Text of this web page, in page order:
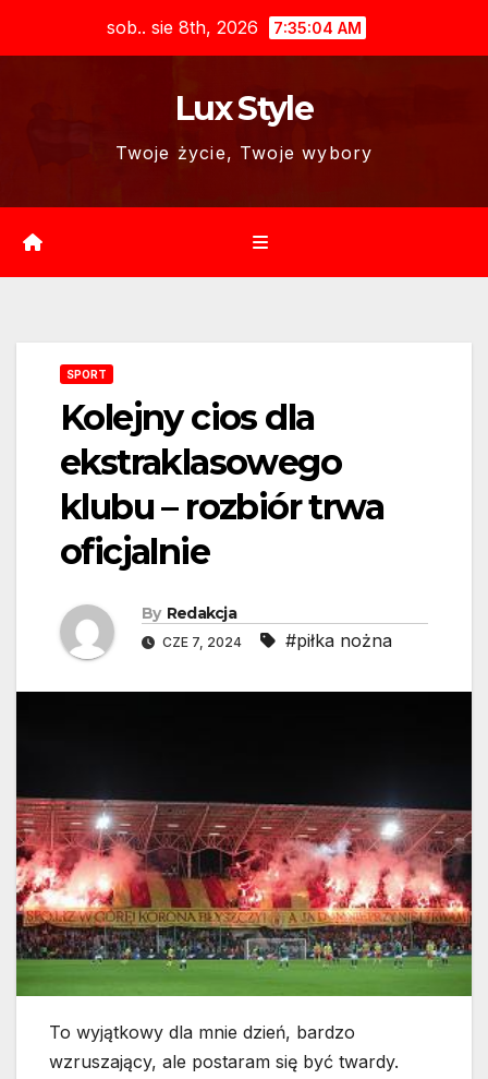
sob.. sie 8th, 2026 7:35:05 AM
Lux Style
Twoje życie, Twoje wybory
SPORT
Kolejny cios dla
ekstraklasowego
klubu – rozbiór trwa
oficjalnie
By Redakcja
CZE 7, 2024 #piłka nożna
To wyjątkowy dla mnie dzień, bardzo
wzruszający, ale postaram się być twardy.